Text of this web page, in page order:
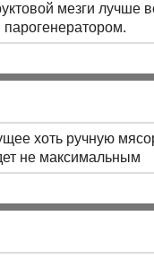
мезги лучше
парогенератором.
хоть ручную
не максимальным